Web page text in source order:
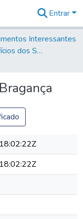
Entrar
Interessantes
Volume 88 - Ofícios dos Senhores Governadores Interinos da Capitania de São Paulo (1817- 1819)